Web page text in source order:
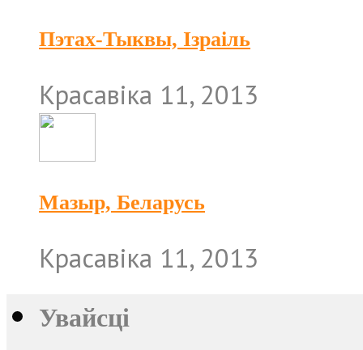
Пэтах-Тыквы, Ізраіль
Красавіка 11, 2013
Мазыр, Беларусь
Красавіка 11, 2013
Увайсці